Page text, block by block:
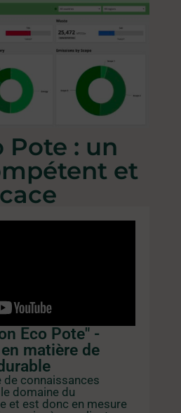
Pote : un
et
Eco Pote" -
matière de
connaissances
domaine du
et est donc en mesure